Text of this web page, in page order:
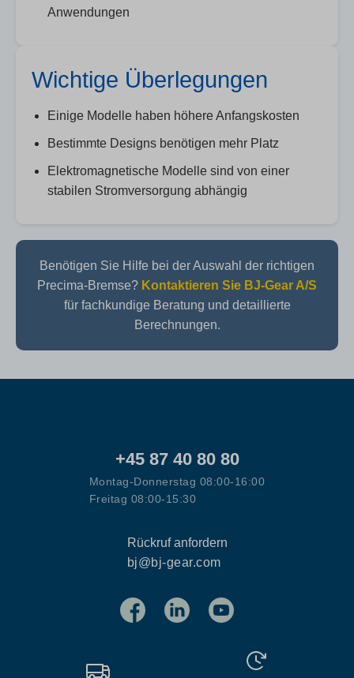
Anwendungen
Wichtige Überlegungen
Einige Modelle haben höhere Anfangskosten
Bestimmte Designs benötigen mehr Platz
Elektromagnetische Modelle sind von einer
stabilen Stromversorgung abhängig
Benötigen Sie Hilfe bei der Auswahl der richtigen
Precima-Bremse? Kontaktieren Sie BJ-Gear A/S
für fachkundige Beratung und detaillierte
Berechnungen.
+45 87 40 80 80
Montag-Donnerstag 08:00-16:00
Freitag 08:00-15:30
Rückruf anfordern
bj@bj-gear.com